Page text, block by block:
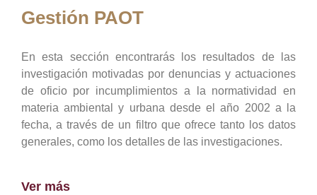
Gestión PAOT
En esta sección encontrarás los resultados de las
investigación motivadas por denuncias y actuaciones
de oficio por incumplimientos a la normatividad en
materia ambiental y urbana desde el año 2002 a la
fecha, a través de un filtro que ofrece tanto los datos
generales, como los detalles de las investigaciones.
Ver más